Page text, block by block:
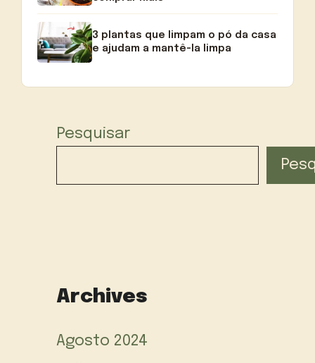
3 plantas que limpam o pó da casa
e ajudam a mantê-la limpa
Pesquisar
Archives
Agosto 2024